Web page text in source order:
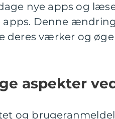
nye apps og
apps. Denne
deres værker og
aspekter
og